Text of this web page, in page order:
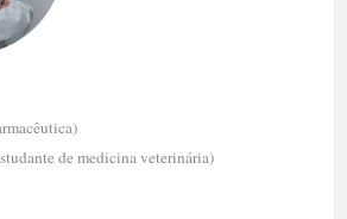
de medicina veterinária)